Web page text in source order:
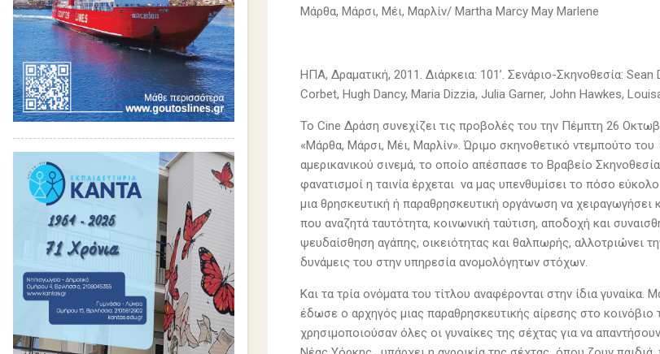
Μάρθα, Μάρσι, Μέι, Μαρλίν/ Martha Marcy May Marlene
ΗΠΑ, Δραματική, 2011. Διάρκεια: 101’. Σενάριο-Σκηνοθεσία:
Corbet, Hugh Dancy, Maria Dizzia, Julia Garner, John Hawkes,
To Cine Δράση συνεχίζει τις προβολές του την Πέμπτη 26
«Μάρθα, Μάρσι, Μέι, Μαρλίν». Ώριμο σκηνοθετικό ντεμπούτο
αμερικανικού σινεμά, το οποίο απέσπασε το Βραβείο
φανατισμοί η ταινία έρχεται να μας υπενθυμίσει το πόσο
μια θρησκευτική ή παραθρησκευτική οργάνωση να
που αναζητά ταυτότητα, κοινωνική ταύτιση, αποδοχή και
ψευδαίσθηση αγάπης, οικειότητας και θαλπωρής, αλλοτριώνει
δυνάμεις του στην υπηρεσία ανομολόγητων στόχων.
Και τα τρία ονόματα του τίτλου αναφέρονται στην ίδια
έδωσε ο αρχηγός μιας παραθρησκευτικής αίρεσης στο
χρησιμοποιούσαν όλες οι γυναίκες της σέχτας για να